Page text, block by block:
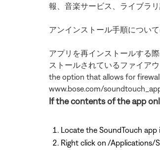
報、音楽サービス、ライブラ
アンインストール手順について
アプリを再インストールする
ストールされているファイア
the option that allows for
www.bose.com/
If the contents of the app
Locate the SoundTouch
Right click on /Applications/